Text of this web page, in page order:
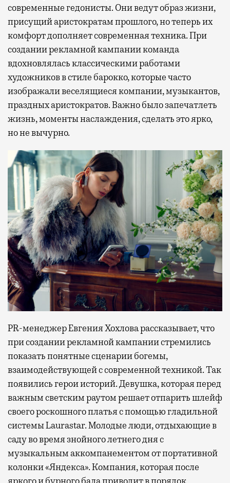
современные гедонисты. Они ведут образ жизни,
присущий аристократам прошлого, но теперь их
комфорт дополняет современная техника. При
создании рекламной кампании команда
вдохновлялась классическими работами
художников в стиле барокко, которые часто
изображали веселящиеся компании, музыкантов,
праздных аристократов. Важно было запечатлеть
жизнь, моменты наслаждения, сделать это ярко,
но не вычурно.
PR-менеджер Евгения Хохлова рассказывает, что
при создании рекламной кампании стремились
показать понятные сценарии богемы,
взаимодействующей с современной техникой. Так
появились герои историй. Девушка, которая перед
важным светским раутом решает отпарить шлейф
своего роскошного платья с помощью гладильной
системы Laurastar. Молодые люди, отдыхающие в
саду во время знойного летнего дня с
музыкальным аккомпанементом от портативной
колонки «Яндекса». Компания, которая после